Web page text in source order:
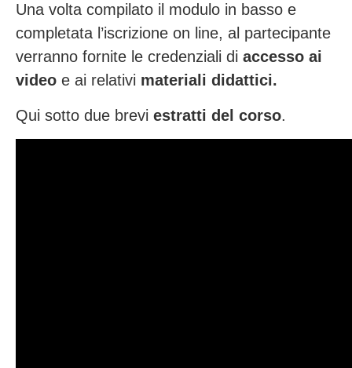
Una volta compilato il modulo in basso e
completata l’iscrizione on line, al partecipante
verranno fornite le credenziali di accesso ai
video e ai relativi materiali didattici.
Qui sotto due brevi estratti del corso.